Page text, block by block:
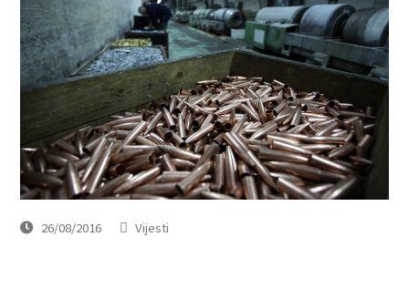
26/08/2016 Vijesti